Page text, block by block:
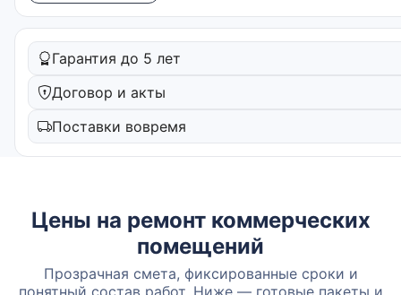
Гарантия до 5 лет
Договор и акты
Поставки вовремя
Цены на ремонт коммерческих
помещений
Прозрачная смета, фиксированные сроки и
понятный состав работ. Ниже — готовые пакеты и